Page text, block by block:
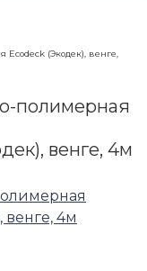
полимерная
венге, 4м